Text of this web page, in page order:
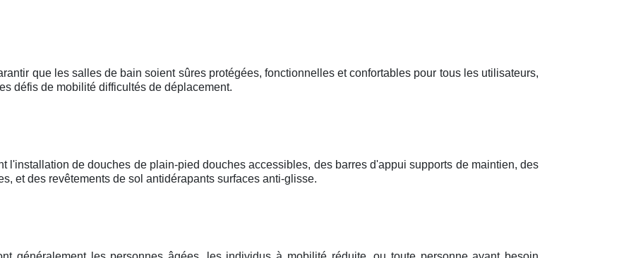
que les salles de bain soient sûres protégées, fonctionnelles et confortables pour tous les utilisateurs,
défis de mobilité difficultés de déplacement.
l'installation de douches de plain-pied douches accessibles, des barres d'appui supports de maintien, des
et des revêtements de sol antidérapants surfaces anti-glisse.